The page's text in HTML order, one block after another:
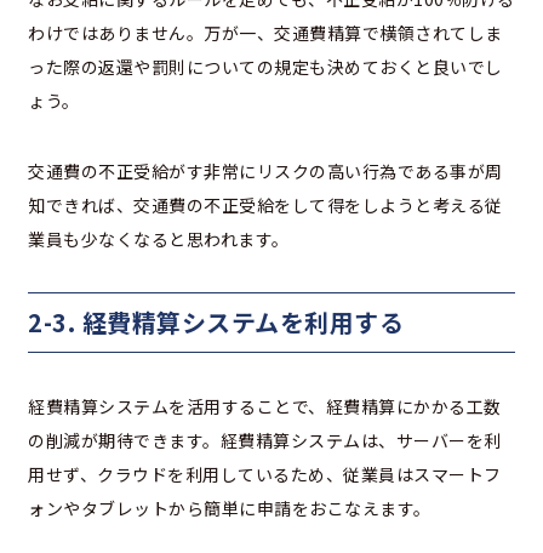
わけではありません。万が一、交通費精算で横領されてしま
った際の返還や罰則についての規定も決めておくと良いでし
ょう。
交通費の不正受給がす非常にリスクの高い行為である事が周
知できれば、交通費の不正受給をして得をしようと考える従
業員も少なくなると思われます。
2-3. 経費精算システムを利用する
経費精算システムを活用することで、経費精算にかかる工数
の削減が期待できます。経費精算システムは、サーバーを利
用せず、クラウドを利用しているため、従業員はスマートフ
ォンやタブレットから簡単に申請をおこなえます。